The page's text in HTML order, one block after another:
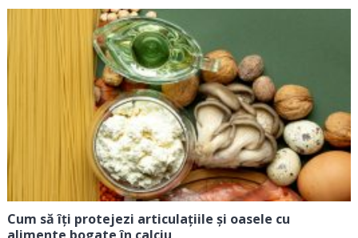
Cum să îți protejezi articulațiile și oasele cu